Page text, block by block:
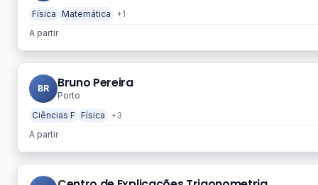
Física Matemática
+1
A partir
BR Bruno Pereira
Porto
Ciências F Física
+3
A partir